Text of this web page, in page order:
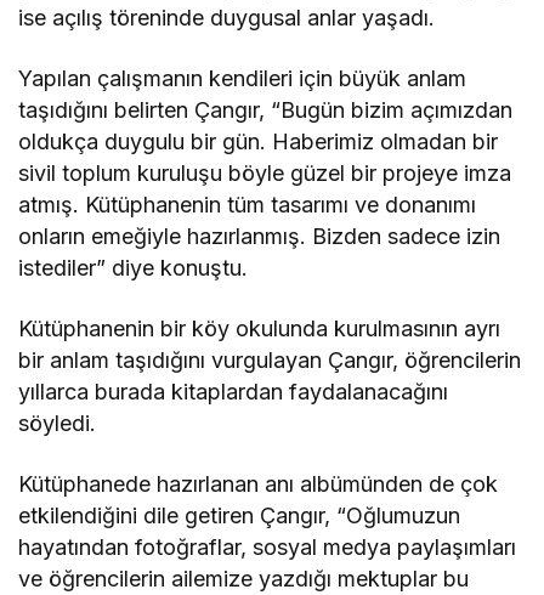
ise açılış töreninde duygusal anlar yaşadı.
Yapılan çalışmanın kendileri için büyük anlam
taşıdığını belirten Çangır, “Bugün bizim açımızdan
oldukça duygulu bir gün. Haberimiz olmadan bir
sivil toplum kuruluşu böyle güzel bir projeye imza
atmış. Kütüphanenin tüm tasarımı ve donanımı
onların emeğiyle hazırlanmış. Bizden sadece izin
istediler” diye konuştu.
Kütüphanenin bir köy okulunda kurulmasının ayrı
bir anlam taşıdığını vurgulayan Çangır, öğrencilerin
yıllarca burada kitaplardan faydalanacağını
söyledi.
Kütüphanede hazırlanan anı albümünden de çok
etkilendiğini dile getiren Çangır, “Oğlumuzun
hayatından fotoğraflar, sosyal medya paylaşımları
ve öğrencilerin ailemize yazdığı mektuplar bu